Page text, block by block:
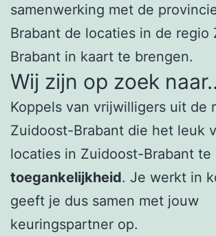
samenwerking met de
Brabant de locaties in de regio
Brabant in kaart te brengen.
Wij zijn op zoek
Koppels van vrijwilligers uit de
Zuidoost-Brabant die het leuk
locaties in Zuidoost-Brabant te
toegankelijkheid. Je werkt in
geeft je dus samen met jouw
keuringspartner op.